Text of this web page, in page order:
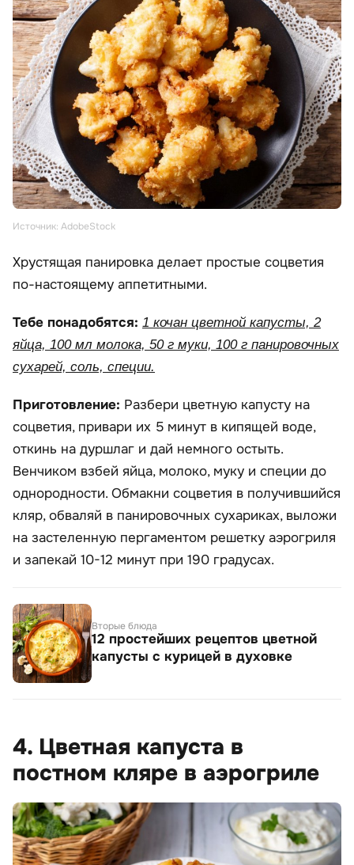
Источник: AdobeStock
Хрустящая панировка делает простые соцветия
по-настоящему аппетитными.
Тебе понадобятся: 1 кочан цветной капусты, 2
яйца, 100 мл молока, 50 г муки, 100 г панировочных
сухарей, соль, специи.
Приготовление: Разбери цветную капусту на
соцветия, привари их 5 минут в кипящей воде,
откинь на дуршлаг и дай немного остыть.
Венчиком взбей яйца, молоко, муку и специи до
однородности. Обмакни соцветия в получившийся
кляр, обваляй в панировочных сухариках, выложи
на застеленную пергаментом решетку аэрогриля
и запекай 10-12 минут при 190 градусах.
Вторые блюда
12 простейших рецептов цветной
капусты с курицей в духовке
4. Цветная капуста в
постном кляре в аэрогриле